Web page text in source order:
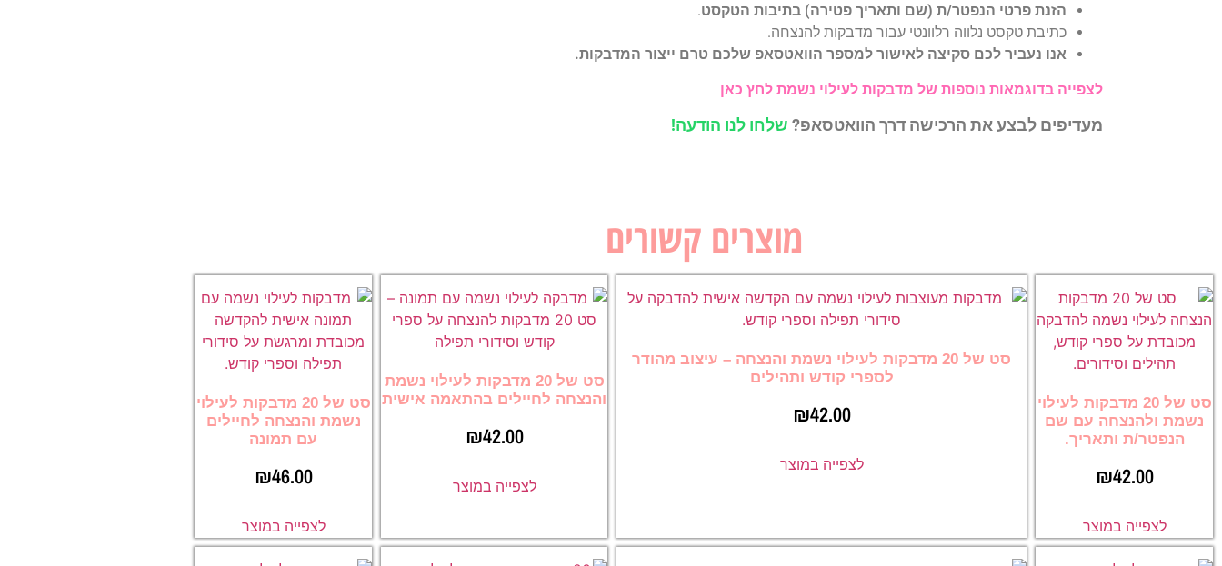
הזנת פרטי הנפטר/ת (שם ותאריך פטירה) בתיבות הטקסט.
כתיבת טקסט נלווה רלוונטי עבור מדבקות להנצחה.
אנו נעביר לכם סקיצה לאישור למספר הוואטסאפ שלכם טרם ייצור המדבקות.
לצפייה בדוגמאות נוספות של מדבקות לעילוי נשמת לחץ כאן
מעדיפים לבצע את הרכישה דרך הוואטסאפ? שלחו לנו הודעה!
מוצרים קשורים
סט של 20 מדבקות לעילוי
נשמת ולהנצחה עם שם
הנפטר/ת ותאריך.
₪42.00
לצפייה במוצר
סט של 20 מדבקות לעילוי נשמת והנצחה – עיצוב מהודר
לספרי קודש ותהילים
₪42.00
לצפייה במוצר
סט של 20 מדבקות לעילוי נשמת
והנצחה לחיילים בהתאמה אישית
₪42.00
לצפייה במוצר
סט של 20 מדבקות לעילוי
נשמת והנצחה לחיילים
עם תמונה
₪46.00
לצפייה במוצר